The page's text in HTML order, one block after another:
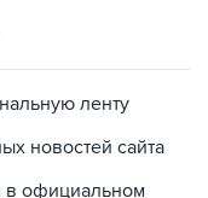
ленту
новостей сайта
в официальном